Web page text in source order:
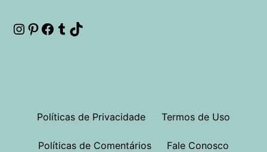
Instagram
Pinterest
Facebook
Tumblr
Políticas de Privacidade Termos de Uso
Políticas de Comentários Fale Conosco